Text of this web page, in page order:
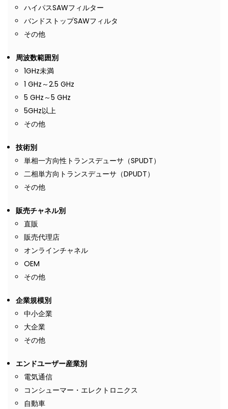
ハイパスSAWフィルター
バンドストップSAWフィルタ
その他
周波数範囲別
1GHz未満
1 GHz～2.5 GHz
5 GHz～5 GHz
5GHz以上
その他
技術別
単相一方向性トランスデューサ（SPUDT）
二相単方向トランスデューサ（DPUDT）
その他
販売チャネル別
直販
販売代理店
オンラインチャネル
OEM
その他
企業規模別
中小企業
大企業
その他
エンドユーザー産業別
電気通信
コンシューマー・エレクトロニクス
自動車